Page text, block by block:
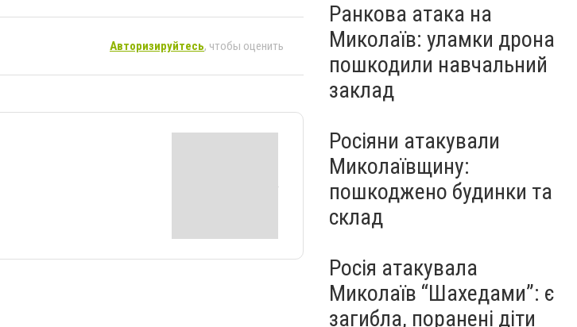
Авторизируйтесь, чтобы оценить
Ранкова атака на
Миколаїв: уламки дрона
пошкодили навчальний
заклад
Росіяни атакували
Миколаївщину:
пошкоджено будинки та
склад
Росія атакувала
Миколаїв “Шахедами”: є
загибла, поранені діти